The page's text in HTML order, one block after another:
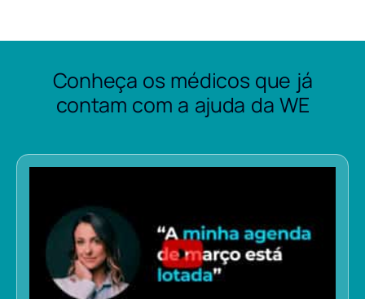
Conheça os médicos que já
contam com a ajuda da WE